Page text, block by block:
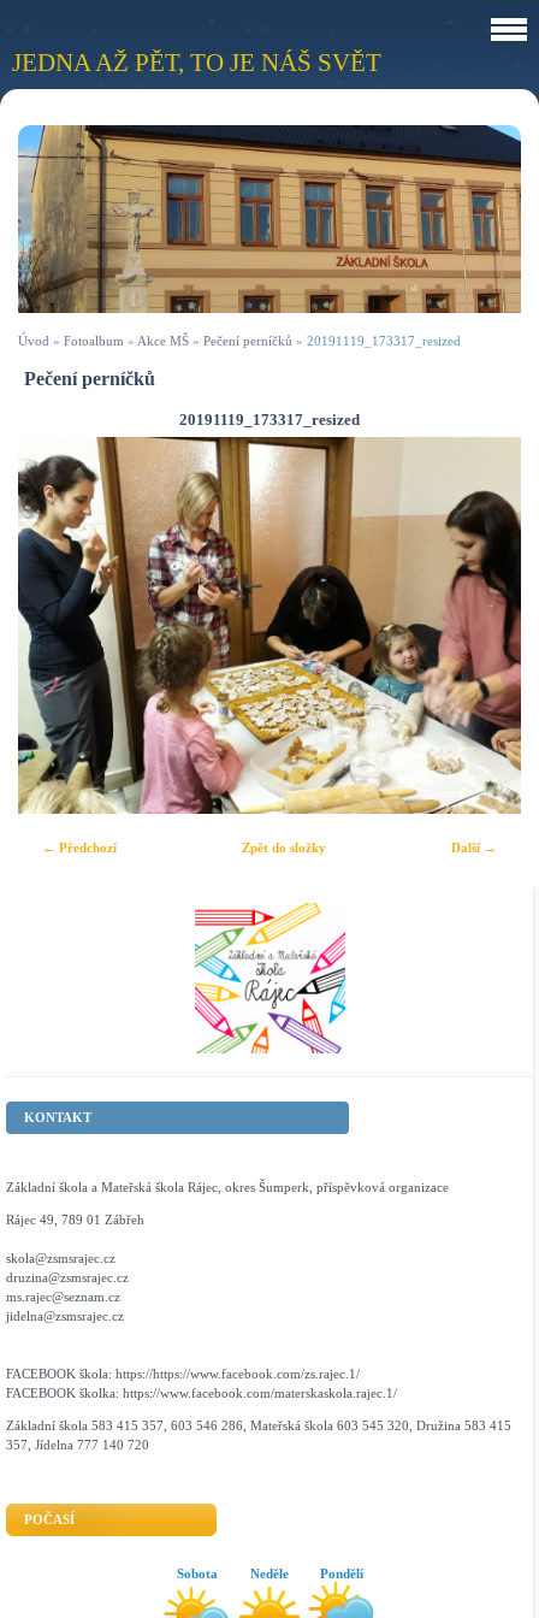
JEDNA AŽ PĚT, TO JE NÁŠ SVĚT
Úvod » Fotoalbum » Akce MŠ » Pečení perníčků » 20191119_173317_resized
Pečení perníčků
20191119_173317_resized
← Předchozí Další →
Zpět do složky
KONTAKT
Základní škola a Mateřská škola Rájec, okres Šumperk, příspěvková organizace
Rájec 49, 789 01 Zábřeh
skola@zsmsrajec.cz
druzina@zsmsrajec.cz
ms.rajec@seznam.cz
jidelna@zsmsrajec.cz
FACEBOOK škola: https://https://www.facebook.com/zs.rajec.1/
FACEBOOK školka: https://www.facebook.com/materskaskola.rajec.1/
Základní škola 583 415 357, 603 546 286, Mateřská škola 603 545 320, Družina 583 415
357, Jídelna 777 140 720
POČASÍ
Sobota Neděle Pondělí